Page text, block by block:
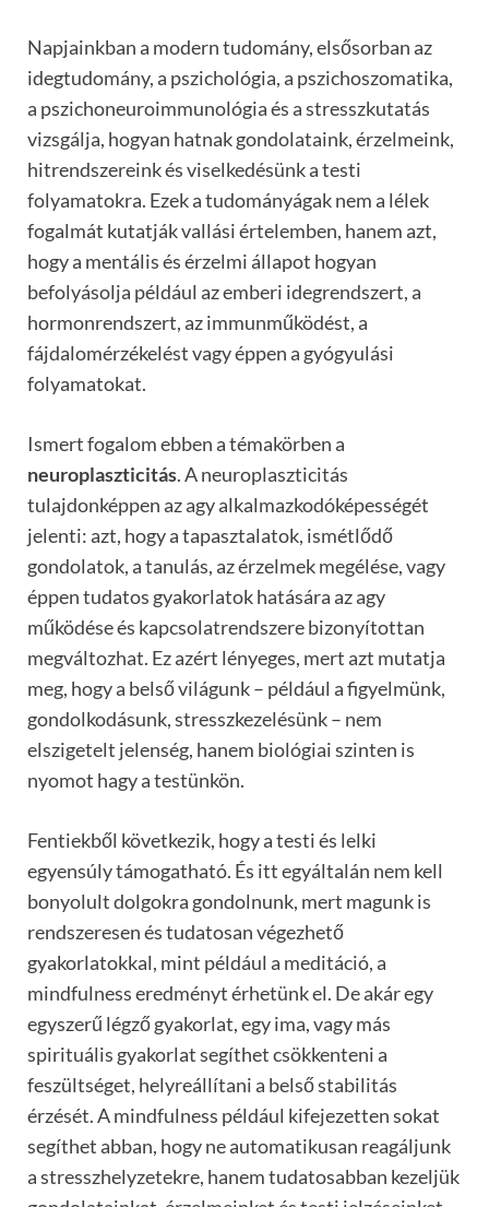
Napjainkban a modern tudomány, elsősorban az
idegtudomány, a pszichológia, a pszichoszomatika,
a pszichoneuroimmunológia és a stresszkutatás
vizsgálja, hogyan hatnak gondolataink, érzelmeink,
hitrendszereink és viselkedésünk a testi
folyamatokra. Ezek a tudományágak nem a lélek
fogalmát kutatják vallási értelemben, hanem azt,
hogy a mentális és érzelmi állapot hogyan
befolyásolja például az emberi idegrendszert, a
hormonrendszert, az immunműködést, a
fájdalomérzékelést vagy éppen a gyógyulási
folyamatokat.
Ismert fogalom ebben a témakörben a
neuroplaszticitás. A neuroplaszticitás
tulajdonképpen az agy alkalmazkodóképességét
jelenti: azt, hogy a tapasztalatok, ismétlődő
gondolatok, a tanulás, az érzelmek megélése, vagy
éppen tudatos gyakorlatok hatására az agy
működése és kapcsolatrendszere bizonyítottan
megváltozhat. Ez azért lényeges, mert azt mutatja
meg, hogy a belső világunk – például a figyelmünk,
gondolkodásunk, stresszkezelésünk – nem
elszigetelt jelenség, hanem biológiai szinten is
nyomot hagy a testünkön.
Fentiekből következik, hogy a testi és lelki
egyensúly támogatható. És itt egyáltalán nem kell
bonyolult dolgokra gondolnunk, mert magunk is
rendszeresen és tudatosan végezhető
gyakorlatokkal, mint például a meditáció, a
mindfulness eredményt érhetünk el. De akár egy
egyszerű légző gyakorlat, egy ima, vagy más
spirituális gyakorlat segíthet csökkenteni a
feszültséget, helyreállítani a belső stabilitás
érzését. A mindfulness például kifejezetten sokat
segíthet abban, hogy ne automatikusan reagáljunk
a stresszhelyzetekre, hanem tudatosabban kezeljük